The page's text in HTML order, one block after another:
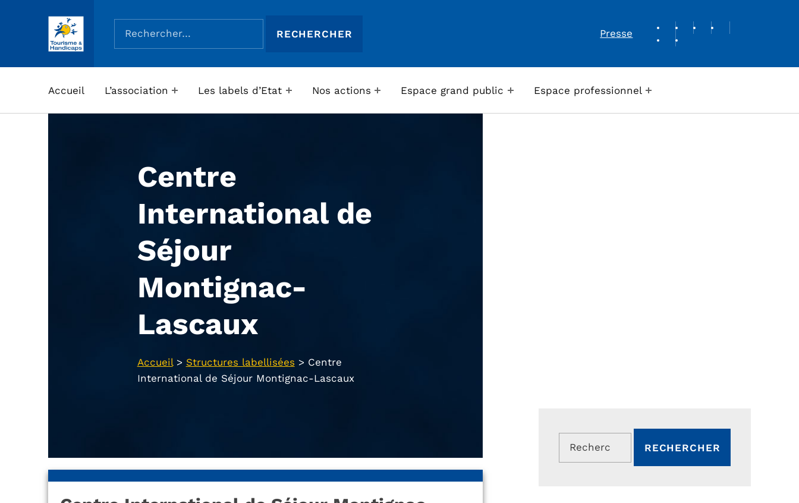
ASSOCIATION TOURISME ET HANDICAPS
Rechercher :
Presse
REVUE DE PRESSE
Accueil L’association Les labels d’Etat Nos actions Espace grand public Espace professionnel
Centre
International de
Séjour
Montignac-
Lascaux
Accueil> Structures labellisées > Centre
International de Séjour Montignac-Lascaux
Rechercher :